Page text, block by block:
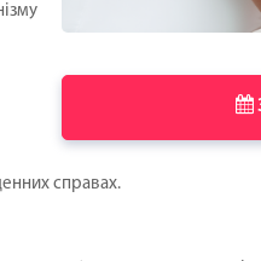
справах.